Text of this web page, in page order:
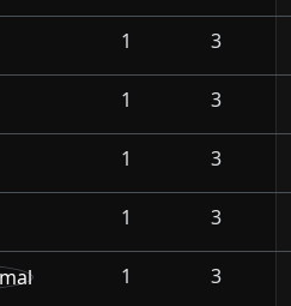
1 3
1 3
1 3
1 3
1 3